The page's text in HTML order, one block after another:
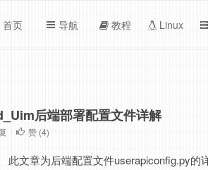
首页 导航 教程 Linux
后端部署配置文件详解
· 赞 (4)
此文章为后端配置文件userapiconfig.py的